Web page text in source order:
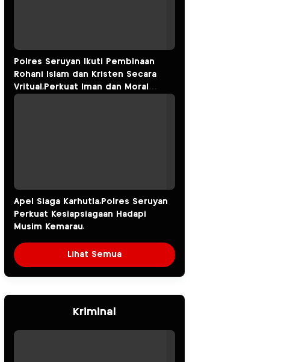
Polres Seruyan Ikuti Pembinaan
Rohani Islam dan Kristen Secara
Vritual,Perkuat Iman dan Moral
Personel.
Apel Siaga Karhutla,Polres Seruyan
Perkuat Kesiapsiagaan Hadapi
Musim Kemarau.
Lihat Semua
Kriminal